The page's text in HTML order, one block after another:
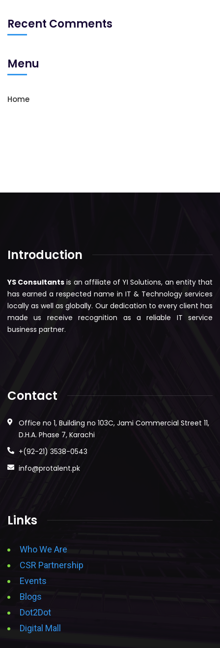
Recent Comments
Menu
Home
Introduction
YS Consultants is an affiliate of YI Solutions, an entity that
has earned a respected name in IT & Technology services
locally as well as globally. Our dedication to every client has
made us receive recognition as a reliable IT service
business partner.
Contact
Office no 1, Building no 103C, Jami Commercial Street 11,
D.H.A. Phase 7, Karachi
+(92-21) 3538-0543
info@protalent.pk
Links
Who We Are
CSR Partnership
Events
Blogs
Dot2Dot
Digital Mall